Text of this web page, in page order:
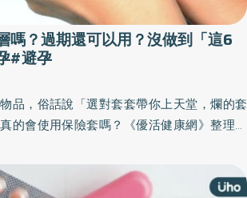
嗎？過期還可以用？沒做到「這6
#避孕
品，俗話說「選對套套帶你上天堂，爛的套
的會使用保險套嗎？《優活健康網》整理保
液嗎？並分享保險套的正確使用觀念，讓你
己。